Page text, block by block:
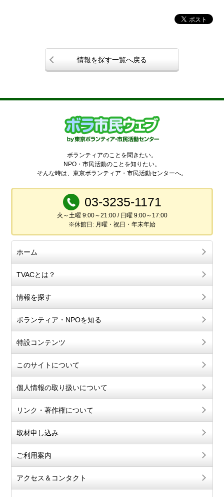
情報を探す一覧へ戻る
ボランティアのことを聞きたい。
NPO・市民活動のことを知りたい。
そんな時は、東京ボランティア・市民活動センターへ。
03-3235-1171
火～土曜 9:00～21:00 / 日曜 9:00～17:00
※休館日: 月曜・祝日・年末年始
ホーム
TVACとは？
情報を探す
ボランティア・NPOを知る
特設コンテンツ
このサイトについて
個人情報の取り扱いについて
リンク・著作権について
取材申し込み
ご利用案内
アクセス＆コンタクト